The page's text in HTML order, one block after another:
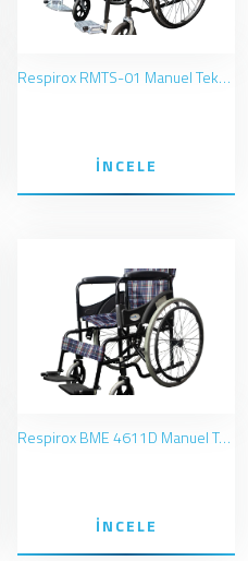
Respirox RMTS-01 Manuel Tekerlekli Sandalye
İNCELE
Respirox BME 4611D Manuel Tekerlekli Sandalye
İNCELE